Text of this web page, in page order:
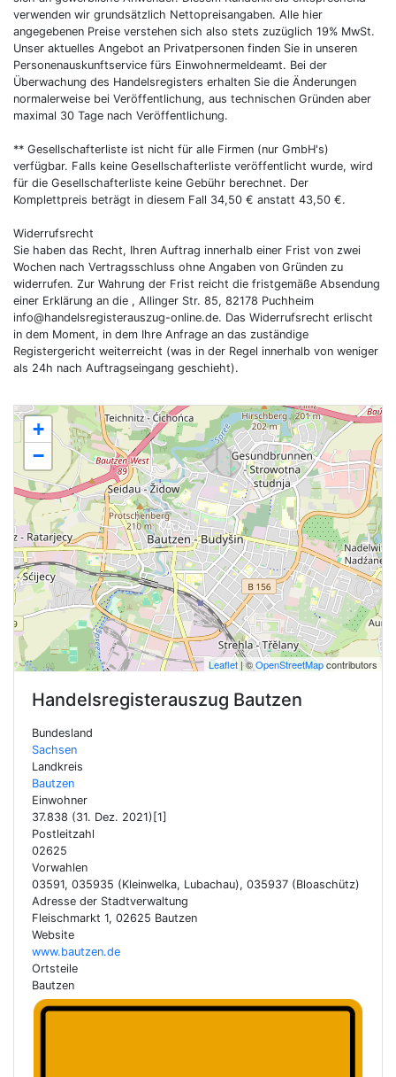
+
−
Leaflet | ©OpenStreetMapcontributors
Handelsregisterauszug Bautzen
Bundesland
Sachsen
Landkreis
Bautzen
Einwohner
37.838 (31. Dez. 2021)[1]
Postleitzahl
02625
Vorwahlen
03591, 035935 (Kleinwelka, Lubachau), 035937 (Bloaschütz)
Adresse der Stadtverwaltung
Fleischmarkt 1, 02625 Bautzen
Website
www.bautzen.de
Ortsteile
Bautzen
verwenden wir grundsätzlich Nettopreisangaben. Alle hier
angegebenen Preise verstehen sich also stets zuzüglich 19% MwSt.
Unser aktuelles Angebot an Privatpersonen finden Sie in unseren
Personenauskunftservice fürs Einwohnermeldeamt. Bei der
Überwachung des Handelsregisters erhalten Sie die Änderungen
normalerweise bei Veröffentlichung, aus technischen Gründen aber
maximal 30 Tage nach Veröffentlichung.
** Gesellschafterliste ist nicht für alle Firmen (nur GmbH's)
verfügbar. Falls keine Gesellschafterliste veröffentlicht wurde, wird
für die Gesellschafterliste keine Gebühr berechnet. Der
Komplettpreis beträgt in diesem Fall 34,50 € anstatt 43,50 €.
Widerrufsrecht
Sie haben das Recht, Ihren Auftrag innerhalb einer Frist von zwei
Wochen nach Vertragsschluss ohne Angaben von Gründen zu
widerrufen. Zur Wahrung der Frist reicht die fristgemäße Absendung
einer Erklärung an die , Allinger Str. 85, 82178 Puchheim
info@handelsregisterauszug-online.de. Das Widerrufsrecht erlischt
in dem Moment, in dem Ihre Anfrage an das zuständige
Registergericht weiterreicht (was in der Regel innerhalb von weniger
als 24h nach Auftragseingang geschieht).